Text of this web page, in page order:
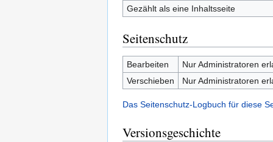
Gezählt als eine Inhaltsseite
Seitenschutz
Bearbeiten
Nur Administratoren
Verschieben
Nur Administratoren
Das Seitenschutz-Logbuch für diese
Versionsgeschichte